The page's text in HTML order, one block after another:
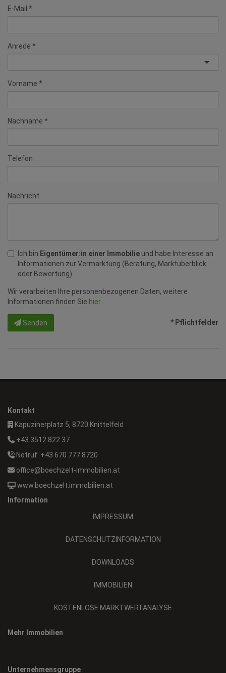
E-Mail
Anrede
Vorname
Nachname
Telefon
Nachricht
Ich bin Eigentümer:in einer Immobilie und habe Interesse an
Informationen zur Vermarktung (Beratung, Marktüberblick
oder Bewertung).
Wir verarbeiten Ihre personenbezogenen Daten, weitere
Informationen finden Sie hier.
Senden * Pflichtfelder
Kontakt
Kapuzinerplatz 5, 8720 Knittelfeld
+43 3512 822 37
Notruf: +43 670 777 8720
office@boechzelt-immobilien.at
www.boechzelt.immobilien.at
Information
IMPRESSUM
DATENSCHUTZINFORMATION
DOWNLOADS
IMMOBILIEN
KOSTENLOSE MARKTWERTANALYSE
Mehr Immobilien
Unternehmensgruppe